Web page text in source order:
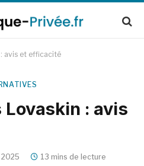
: avis et efficacité
Lovaskin : avis
13 mins de lecture